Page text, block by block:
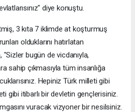
diye konuştu.
3 kıta 7 iklimde at koşturmuş
olduklarını hatırlatan
bugün de vicdanıyla,
sahip çıkmasıyla tüm insanlığa
Hepiniz Türk milleti gibi
gibi itibarlı bir devletin gençlerisiniz.
vuracak vizyoner bir nesilsiniz.